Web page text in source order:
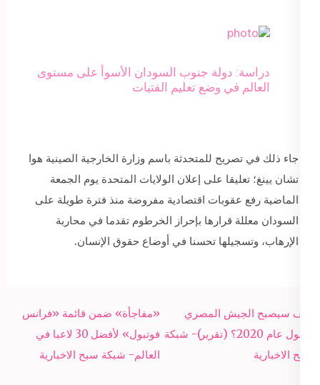
دراسة: دولة جنوب السودان الأسوأ على مستوى
العالم في وضع تعليم الفتيات
جاء ذلك في تصريح للمتحدثة باسم وزارة الخارجية الصينية هوا
تشان يينغ؛ تعليقا على إعلان الولايات المتحدة يوم الجمعة
الماضية رفع عقوبات اقتصادية مفروضة منذ فترة طويلة على
السودان معللة قرارها بإحراز الخرطوم تقدما في محاربة
الإرهاب، وتسجيلها تحسنا في أوضاع حقوق الإنسان.
Post
navigation
«مفاجأة» ضمن قائمة «فرانس
فوتبول» لأفضل 30 لاعبا في
العالم- شبكة سبح الاخبارية
كيف سيصبح الجيش المصري
بحلول عام 2020؟ (تقرير)- شبكة
سبح الاخبارية